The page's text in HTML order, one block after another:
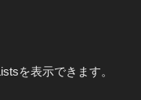
を表示できます。